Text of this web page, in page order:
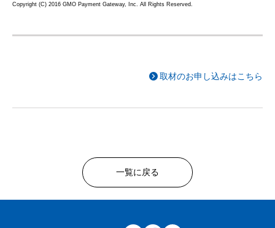
Copyright (C) 2016 GMO Payment Gateway, Inc. All Rights Reserved.
取材のお申し込みはこちら
一覧に戻る